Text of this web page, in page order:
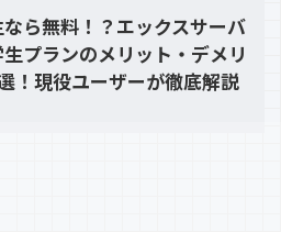
なら無料！？エックスサーバ
プランのメリット・デメリ
！現役ユーザーが徹底解説